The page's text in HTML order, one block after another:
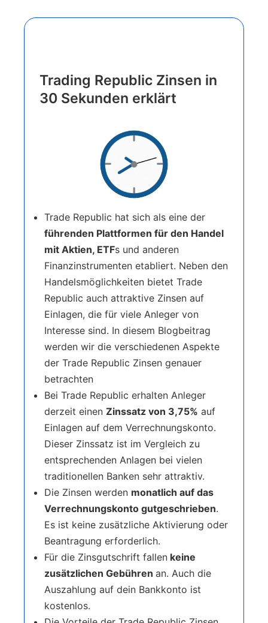
Trading Republic Zinsen in
30 Sekunden erklärt
Trade Republic hat sich als eine der
führenden Plattformen für den Handel
mit Aktien, ETFs und anderen
Finanzinstrumenten etabliert. Neben den
Handelsmöglichkeiten bietet Trade
Republic auch attraktive Zinsen auf
Einlagen, die für viele Anleger von
Interesse sind. In diesem Blogbeitrag
werden wir die verschiedenen Aspekte
der Trade Republic Zinsen genauer
betrachten
Bei Trade Republic erhalten Anleger
derzeit einen Zinssatz von 3,75% auf
Einlagen auf dem Verrechnungskonto.
Dieser Zinssatz ist im Vergleich zu
entsprechenden Anlagen bei vielen
traditionellen Banken sehr attraktiv.
Die Zinsen werden monatlich auf das
Verrechnungskonto gutgeschrieben.
Es ist keine zusätzliche Aktivierung oder
Beantragung erforderlich.
Für die Zinsgutschrift fallen keine
zusätzlichen Gebühren an. Auch die
Auszahlung auf dein Bankkonto ist
kostenlos.